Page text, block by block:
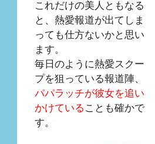
これだけの美人ともなる
と、熱愛報道が出てしま
っても仕方ないかと思い
ます。
毎日のように熱愛スクー
プを狙っている報道陣、
パパラッチが彼女を追い
かけていることも確かで
す。